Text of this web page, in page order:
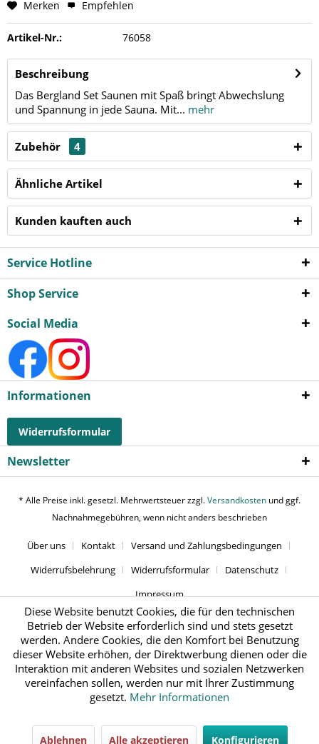
Merken Empfehlen
Artikel-Nr.: 76058
Beschreibung
Das Bergland Set Saunen mit Spaß bringt Abwechslung
und Spannung in jede Sauna. Mit... mehr
Zubehör 4
Ähnliche Artikel
Kunden kauften auch
Service Hotline
Shop Service
Social Media
Informationen
Widerrufsformular
Newsletter
* Alle Preise inkl. gesetzl. Mehrwertsteuer zzgl.Versandkosten und ggf.
Nachnahmegebühren, wenn nicht anders beschrieben
Über uns Kontakt
Versand und Zahlungsbedingungen
Widerrufsbelehrung
Widerrufsformular
Datenschutz
Impressum
Diese Website benutzt Cookies, die für den technischen
Betrieb der Website erforderlich sind und stets gesetzt
werden. Andere Cookies, die den Komfort bei Benutzung
dieser Website erhöhen, der Direktwerbung dienen oder die
Interaktion mit anderen Websites und sozialen Netzwerken
vereinfachen sollen, werden nur mit Ihrer Zustimmung
gesetzt. Mehr Informationen
Ablehnen Alle akzeptieren Konfigurieren